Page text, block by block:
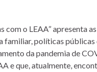
com o LEAA” apresenta
familiar, políticas
da pandemia de
e que, atualmente,